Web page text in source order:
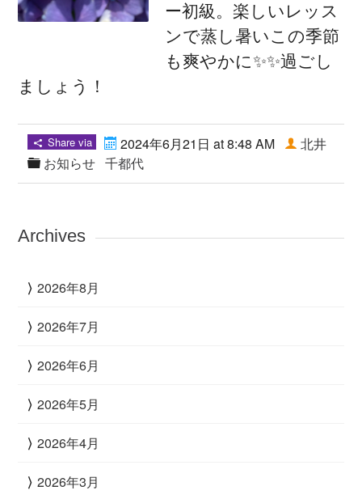
ー初級。楽しいレッス
ンで蒸し暑いこの季節
も爽やかに✨✨過ごし
ましょう！
Share via
2024年6月21日 at 8:48 AM
お知らせ
北井
千都代
Archives
2026年8月
2026年7月
2026年6月
2026年5月
2026年4月
2026年3月